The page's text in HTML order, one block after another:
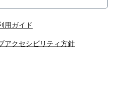
用ガイド
アクセシビリティ方針